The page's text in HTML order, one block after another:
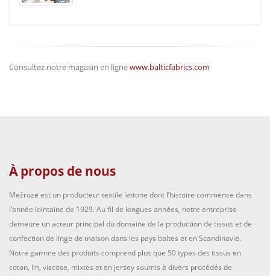
Consultez notre magasin en lignewww.balticfabrics.com
À propos de nous
Mežroze est un producteur textile lettone dont l’histoire commence dans
l’année lointaine de 1929. Au fil de longues années, notre entreprise
demeure un acteur principal du domaine de la production de tissus et de
confection de linge de maison dans les pays baltes et en Scandinavie.
Notre gamme des produits comprend plus que 50 types des tissus en
coton, lin, viscose, mixtes et en jersey soumis à divers procédés de